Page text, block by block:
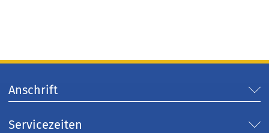
Anschrift
Servicezeiten